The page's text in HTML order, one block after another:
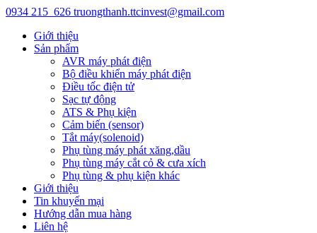
0934 215 626 truongthanh.ttcinvest@gmail.com
Giới thiệu
Sản phẩm
AVR máy phát điện
Bộ điều khiển máy phát điện
Điều tốc điện tử
Sạc tự động
ATS & Phụ kiện
Cảm biến (sensor)
Tắt máy(solenoid)
Phụ tùng máy phát xăng,dầu
Phụ tùng máy cắt cỏ & cưa xích
Phụ tùng & phụ kiện khác
Giới thiệu
Tin khuyến mại
Hướng dẫn mua hàng
Liên hệ